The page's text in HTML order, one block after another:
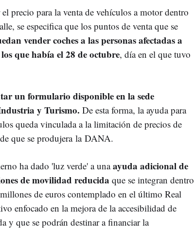
precio para la venta de vehículos a motor dentro
se especifica que los puntos de venta que se
vender coches a las personas afectadas a
que había el 28 de octubre, día en el que tuvo
un formulario disponible en la sede
y Turismo. De esta forma, la ayuda para
queda vinculada a la limitación de precios de
que se produjera la DANA.
ha dado 'luz verde' a unaayuda adicional de
de movilidad reducida que se integran dentro
de euros contemplado en el último Real
enfocado en la mejora de la accesibilidad de
y que se podrán destinar a financiar la